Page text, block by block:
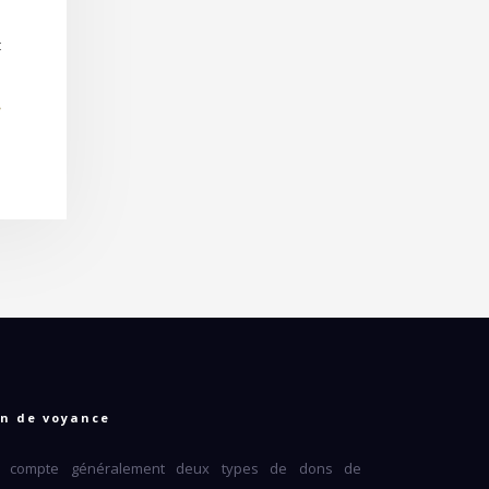
de voyance
compte généralement deux types de dons de